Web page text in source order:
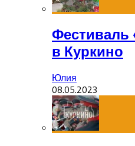
Фестиваль
в Куркино
Юлия
08.05.2023